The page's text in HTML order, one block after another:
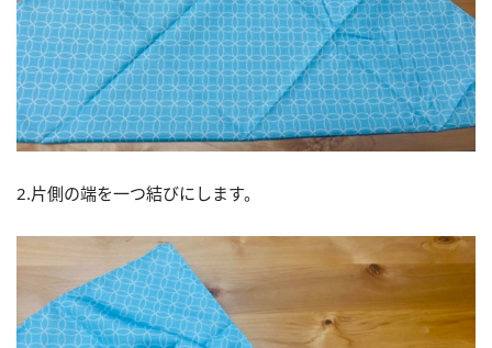
2.片側の端を一つ結びにします。